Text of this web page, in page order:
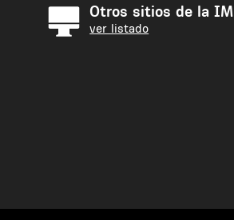
Otros sitios de la IM
ver listado